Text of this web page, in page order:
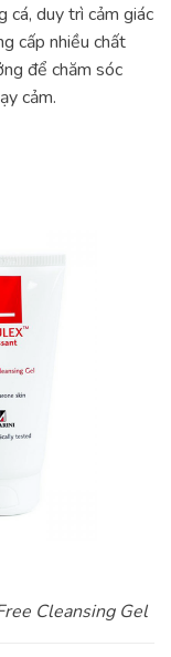
cá, duy trì cảm giác
cấp nhiều chất
để chăm sóc
cảm.
Cleansing Gel